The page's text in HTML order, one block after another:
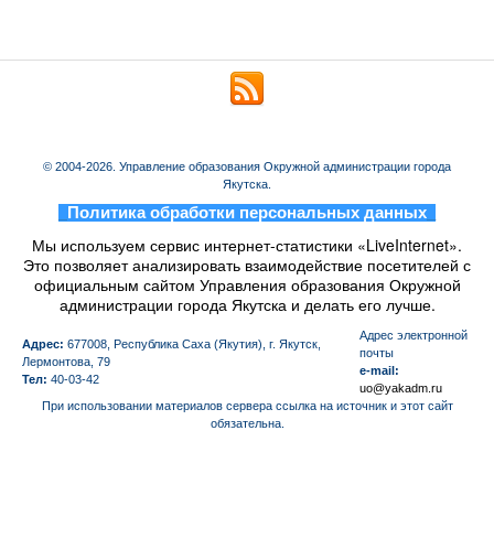
© 2004-2026. Управление образования Окружной администрации города
Якутска.
Политика обработки персональных данных
Мы используем сервис интернет-статистики «LiveInternet».
Это позволяет анализировать взаимодействие посетителей с
официальным сайтом Управления образования Окружной
администрации города Якутска и делать его лучше.
Адрес: 677008, Республика Саха (Якутия), г. Якутск,
Лермонтова, 79
Тел: 40-03-42
Aдрес электронной
почты
e-mail:
uo@yakadm.ru
При использовании материалов сервера ссылка на источник и этот сайт
обязательна.